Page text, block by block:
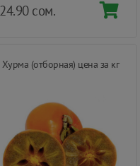
24.90 сом.
Хурма (отборная) цена за кг